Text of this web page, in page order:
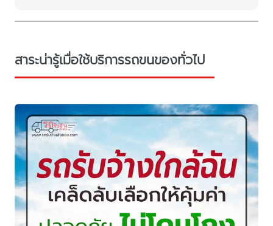
สาระน่ารู้เมื่อใช้บริการรถขนของทั่วไป